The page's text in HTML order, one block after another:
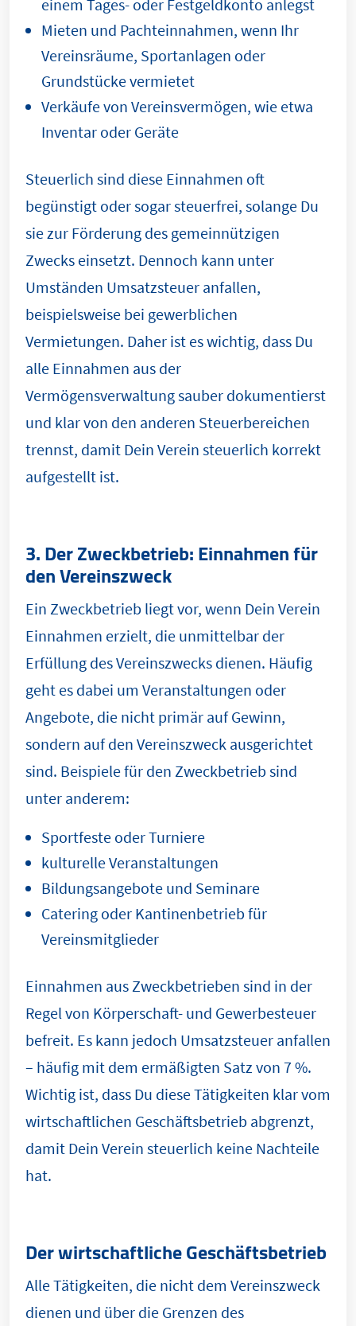
einem Tages- oder Festgeldkonto anlegst
Mieten und Pachteinnahmen, wenn Ihr
Vereinsräume, Sportanlagen oder
Grundstücke vermietet
Verkäufe von Vereinsvermögen, wie etwa
Inventar oder Geräte
Steuerlich sind diese Einnahmen oft
begünstigt oder sogar steuerfrei, solange Du
sie zur Förderung des gemeinnützigen
Zwecks einsetzt. Dennoch kann unter
Umständen Umsatzsteuer anfallen,
beispielsweise bei gewerblichen
Vermietungen. Daher ist es wichtig, dass Du
alle Einnahmen aus der
Vermögensverwaltung sauber dokumentierst
und klar von den anderen Steuerbereichen
trennst, damit Dein Verein steuerlich korrekt
aufgestellt ist.
3. Der Zweckbetrieb: Einnahmen für
den Vereinszweck
Ein Zweckbetrieb liegt vor, wenn Dein Verein
Einnahmen erzielt, die unmittelbar der
Erfüllung des Vereinszwecks dienen. Häufig
geht es dabei um Veranstaltungen oder
Angebote, die nicht primär auf Gewinn,
sondern auf den Vereinszweck ausgerichtet
sind. Beispiele für den Zweckbetrieb sind
unter anderem:
Sportfeste oder Turniere
kulturelle Veranstaltungen
Bildungsangebote und Seminare
Catering oder Kantinenbetrieb für
Vereinsmitglieder
Einnahmen aus Zweckbetrieben sind in der
Regel von Körperschaft- und Gewerbesteuer
befreit. Es kann jedoch Umsatzsteuer anfallen
– häufig mit dem ermäßigten Satz von 7 %.
Wichtig ist, dass Du diese Tätigkeiten klar vom
wirtschaftlichen Geschäftsbetrieb abgrenzt,
damit Dein Verein steuerlich keine Nachteile
hat.
Der wirtschaftliche Geschäftsbetrieb
Alle Tätigkeiten, die nicht dem Vereinszweck
dienen und über die Grenzen des